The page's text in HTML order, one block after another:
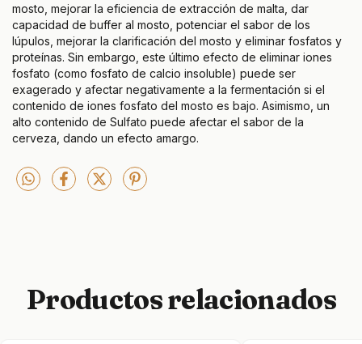
mosto, mejorar la eficiencia de extracción de malta, dar
capacidad de buffer al mosto, potenciar el sabor de los
lúpulos, mejorar la clarificación del mosto y eliminar fosfatos y
proteínas. Sin embargo, este último efecto de eliminar iones
fosfato (como fosfato de calcio insoluble) puede ser
exagerado y afectar negativamente a la fermentación si el
contenido de iones fosfato del mosto es bajo. Asimismo, un
alto contenido de Sulfato puede afectar el sabor de la
cerveza, dando un efecto amargo.
Productos relacionados